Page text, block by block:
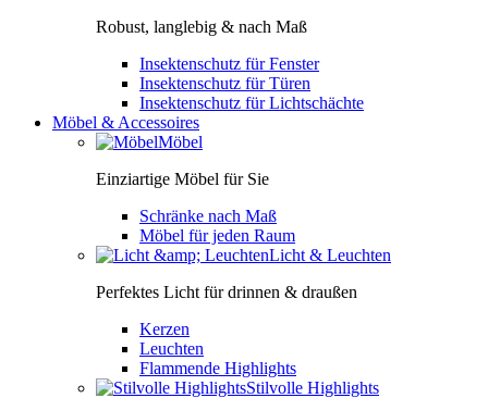
Robust, langlebig & nach Maß
Insektenschutz für Fenster
Insektenschutz für Türen
Insektenschutz für Lichtschächte
Möbel & Accessoires
Möbel
Einziartige Möbel für Sie
Schränke nach Maß
Möbel für jeden Raum
Licht & Leuchten
Perfektes Licht für drinnen & draußen
Kerzen
Leuchten
Flammende Highlights
Stilvolle Highlights